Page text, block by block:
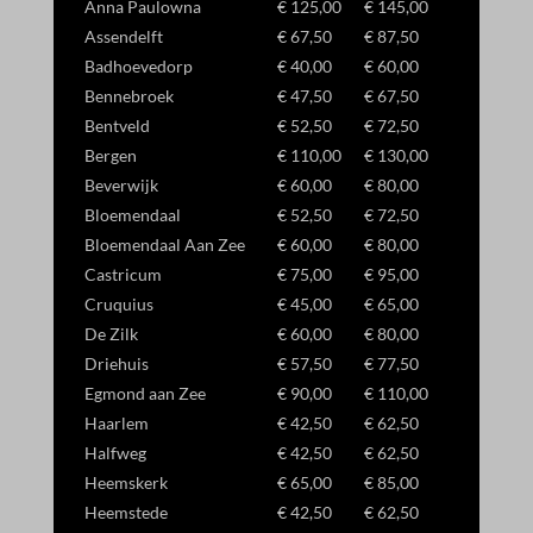
Anna Paulowna
€ 125,00
€ 145,00
Assendelft
€ 67,50
€ 87,50
Badhoevedorp
€ 40,00
€ 60,00
Bennebroek
€ 47,50
€ 67,50
Bentveld
€ 52,50
€ 72,50
Bergen
€ 110,00
€ 130,00
Beverwijk
€ 60,00
€ 80,00
Bloemendaal
€ 52,50
€ 72,50
Bloemendaal Aan Zee
€ 60,00
€ 80,00
Castricum
€ 75,00
€ 95,00
Cruquius
€ 45,00
€ 65,00
De Zilk
€ 60,00
€ 80,00
Driehuis
€ 57,50
€ 77,50
Egmond aan Zee
€ 90,00
€ 110,00
Haarlem
€ 42,50
€ 62,50
Halfweg
€ 42,50
€ 62,50
Heemskerk
€ 65,00
€ 85,00
Heemstede
€ 42,50
€ 62,50
_gcl_ag
_gcl_gb
_gcl_gs
ssm_au_c